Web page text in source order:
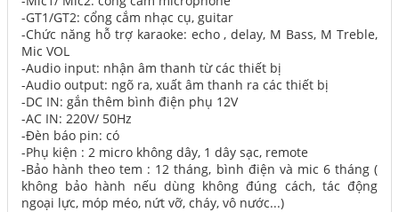
-GT1/GT2: cổng cắm nhạc cụ, guitar
-Chức năng hỗ trợ karaoke: echo , delay, M Bass, M Treble,
Mic VOL
-Audio input: nhận âm thanh từ các thiết bị
-Audio output: ngõ ra, xuất âm thanh ra các thiết bị
-DC IN: gắn thêm bình điện phụ 12V
-AC IN: 220V/ 50Hz
-Đèn báo pin: có
-Phụ kiện : 2 micro không dây, 1 dây sạc, remote
-Bảo hành theo tem : 12 tháng, bình điện và mic 6 tháng (
không bảo hành nếu dùng không đúng cách, tác động
ngoại lực, móp méo, nứt vỡ, cháy, vô nước...)